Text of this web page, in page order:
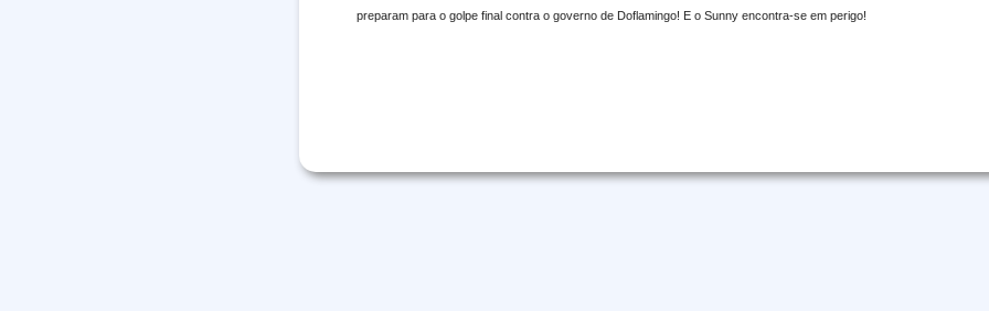
preparam para o golpe final contra o governo de Doflamingo! E o Sunny encontra-se em perigo!